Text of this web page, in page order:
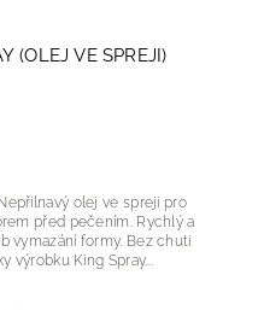
(OLEJ VE SPREJI)
před pečením. Rychlý a
formy. Bez chuti
Díky výrobku King Spray...